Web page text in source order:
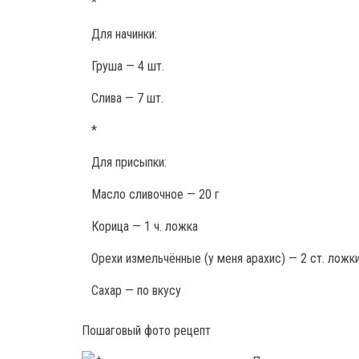
Для начинки:
Груша — 4 шт.
Слива — 7 шт.
*
Для присыпки:
Масло сливочное — 20 г
Корица — 1 ч. ложка
Орехи измельчённые (у меня арахис) — 2 ст.
Сахар — по вкусу
Пошаговый фото рецепт